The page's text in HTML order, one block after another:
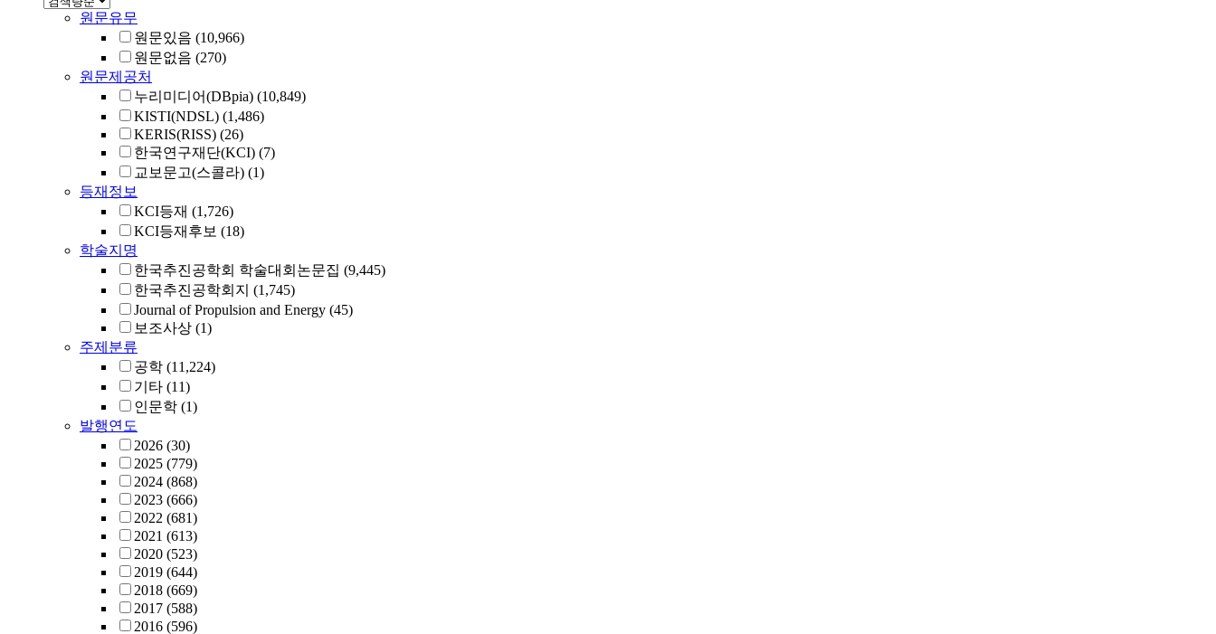
원문유무
원문있음 (10,966)
원문없음 (270)
원문제공처
누리미디어(DBpia) (10,849)
KISTI(NDSL) (1,486)
KERIS(RISS) (26)
한국연구재단(KCI) (7)
교보문고(스콜라) (1)
등재정보
KCI등재 (1,726)
KCI등재후보 (18)
학술지명
한국추진공학회 학술대회논문집 (9,445)
한국추진공학회지 (1,745)
Journal of Propulsion and Energy (45)
보조사상 (1)
주제분류
공학 (11,224)
기타 (11)
인문학 (1)
발행연도
2026 (30)
2025 (779)
2024 (868)
2023 (666)
2022 (681)
2021 (613)
2020 (523)
2019 (644)
2018 (669)
2017 (588)
2016 (596)